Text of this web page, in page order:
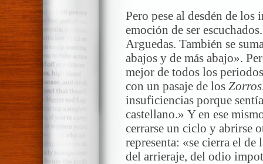
Pero pese al desdén de
emoción de ser
Arguedas. También se
abajos y de más abajo».
mejor de todos los
con un pasaje de los Zorros
insuficiencias porque
castellano.» Y en ese
cerrarse un ciclo y abrirse
representa: «se cierra el
del arrieraje, del odio